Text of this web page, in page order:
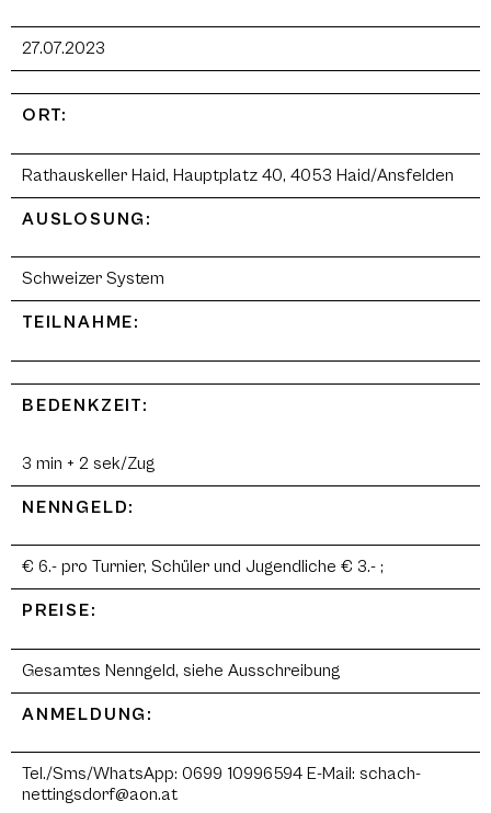
27.07.2023
ORT:
Rathauskeller Haid, Hauptplatz 40, 4053 Haid/Ansfelden
AUSLOSUNG:
Schweizer System
TEILNAHME:
BEDENKZEIT:
3 min + 2 sek/Zug
NENNGELD:
€ 6.- pro Turnier, Schüler und Jugendliche € 3.- ;
PREISE:
Gesamtes Nenngeld, siehe Ausschreibung
ANMELDUNG:
Tel./Sms/WhatsApp: 0699 10996594 E-Mail: schach-
nettingsdorf@aon.at